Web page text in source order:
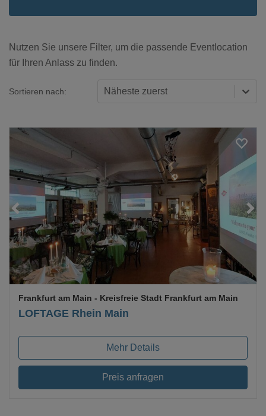
Nutzen Sie unsere Filter, um die passende Eventlocation
für Ihren Anlass zu finden.
Sortieren nach: Näheste zuerst
LOFTAGE Rhein Main
Frankfurt am Main - Kreisfreie Stadt Frankfurt am Main
Mehr Details
Preis anfragen